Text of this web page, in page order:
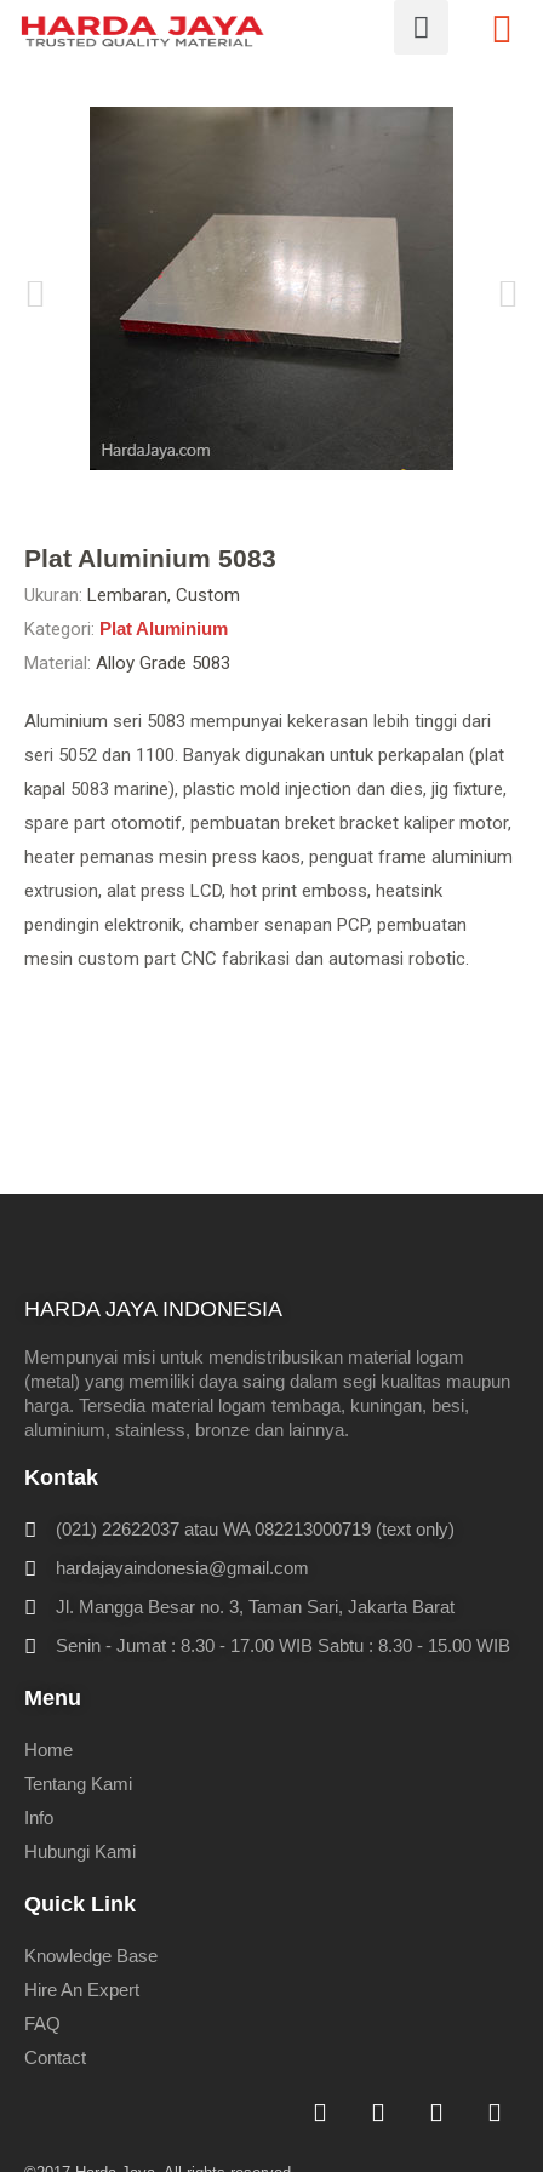
Plat Aluminium 5083
Ukuran: Lembaran, Custom
Kategori: Plat Aluminium
Material: Alloy Grade 5083
Aluminium seri 5083 mempunyai kekerasan lebih tinggi dari
seri 5052 dan 1100. Banyak digunakan untuk perkapalan (plat
kapal 5083 marine), plastic mold injection dan dies, jig fixture,
spare part otomotif, pembuatan breket bracket kaliper motor,
heater pemanas mesin press kaos, penguat frame aluminium
extrusion, alat press LCD, hot print emboss, heatsink
pendingin elektronik, chamber senapan PCP, pembuatan
mesin custom part CNC fabrikasi dan automasi robotic.
HARDA JAYA INDONESIA
Mempunyai misi untuk mendistribusikan material logam
(metal) yang memiliki daya saing dalam segi kualitas maupun
harga. Tersedia material logam tembaga, kuningan, besi,
aluminium, stainless, bronze dan lainnya.
Kontak
(021) 22622037 atau WA 082213000719 (text only)
hardajayaindonesia@gmail.com
Jl. Mangga Besar no. 3, Taman Sari, Jakarta Barat
Senin - Jumat : 8.30 - 17.00 WIB Sabtu : 8.30 - 15.00 WIB
Menu
Home
Tentang Kami
Info
Hubungi Kami
Quick Link
Knowledge Base
Hire An Expert
FAQ
Contact